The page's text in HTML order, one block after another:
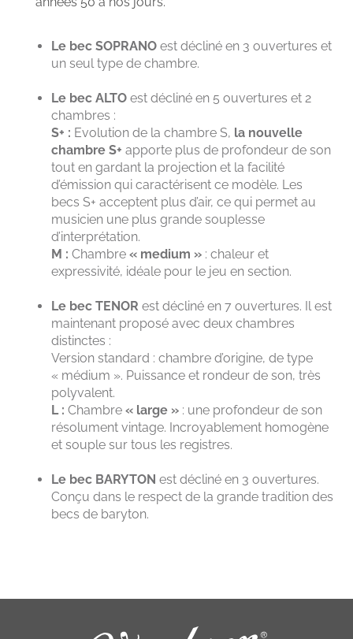
Le bec SOPRANO est décliné en 3 ouvertures et
un seul type de chambre.
Le bec ALTO est décliné en 5 ouvertures et 2
chambres :
S+ : Evolution de la chambre S, la nouvelle
chambre S+ apporte plus de profondeur de son
tout en gardant la projection et la facilité
d’émission qui caractérisent ce modèle. Les
becs S+ acceptent plus d’air, ce qui permet au
musicien une plus grande souplesse
d’interprétation.
M : Chambre « medium » : chaleur et
expressivité, idéale pour le jeu en section.
Le bec TENOR est décliné en 7 ouvertures. Il est
maintenant proposé avec deux chambres
distinctes :
Version standard : chambre d’origine, de type
« médium ». Puissance et rondeur de son, très
polyvalent.
L : Chambre « large » : une profondeur de son
résolument vintage. Incroyablement homogène
et souple sur tous les registres.
Le bec BARYTON est décliné en 3 ouvertures.
Conçu dans le respect de la grande tradition des
becs de baryton.